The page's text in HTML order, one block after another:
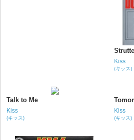
Kiss
(キッス)
Talk to Me
Kiss
(キッス)
Kiss
(キッス)